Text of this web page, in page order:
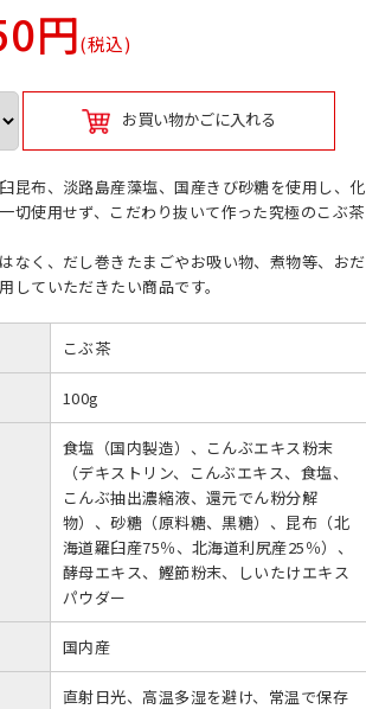
円(税込)
お買い物かごに入れる
昆布、淡路島産藻塩、国産きび砂糖を使用し、化
切使用せず、こだわり抜いて作った究極のこぶ茶
なく、だし巻きたまごやお吸い物、煮物等、おだ
していただきたい商品です。
こぶ茶
100g
食塩（国内製造）、こんぶエキス粉末
（デキストリン、こんぶエキス、食塩、
こんぶ抽出濃縮液、還元でん粉分解
物）、砂糖（原料糖、黒糖）、昆布（北
海道羅臼産75％、北海道利尻産25％）、
酵母エキス、鰹節粉末、しいたけエキス
パウダー
国内産
直射日光、高温多湿を避け、常温で保存